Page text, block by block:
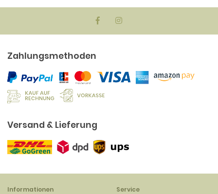
Zahlungsmethoden
Versand & Lieferung
Informationen
Service